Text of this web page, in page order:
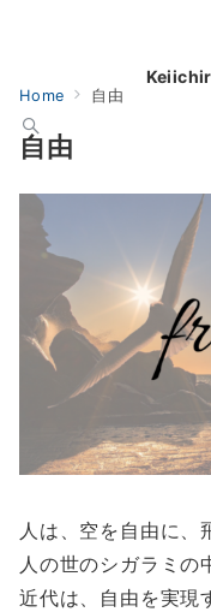
Home 自由
自由
人は、空を自由に、
人の世のシガラミの
近代は、自由を実現